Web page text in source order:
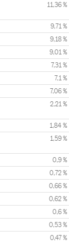
11,36 %
9,71 %
9,18 %
9,01 %
7,31 %
7,1 %
7,06 %
2,21 %
1,84 %
1,59 %
0,9 %
0,72 %
0,66 %
0,62 %
0,6 %
0,53 %
0,47 %